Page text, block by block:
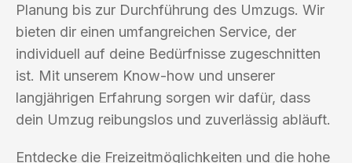
Planung bis zur Durchführung des Umzugs. Wir
bieten dir einen umfangreichen Service, der
individuell auf deine Bedürfnisse zugeschnitten
ist. Mit unserem Know-how und unserer
langjährigen Erfahrung sorgen wir dafür, dass
dein Umzug reibungslos und zuverlässig abläuft.
Entdecke die Freizeitmöglichkeiten und die hohe